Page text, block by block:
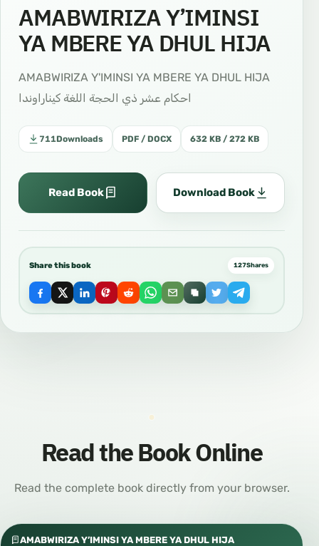
AMABWIRIZA Y’IMINSI
YA MBERE YA DHUL HIJA
AMABWIRIZA Y'IMINSI YA MBERE YA DHUL HIJA
احكام عشر ذي الحجة اللغة كيناراوندا
711Downloads PDF / DOCX 632 KB / 272 KB
Read Book Download Book
Share this book 127Shares
Read the Book Online
Read the complete book directly from your browser.
AMABWIRIZA Y’IMINSI YA MBERE YA DHUL HIJA